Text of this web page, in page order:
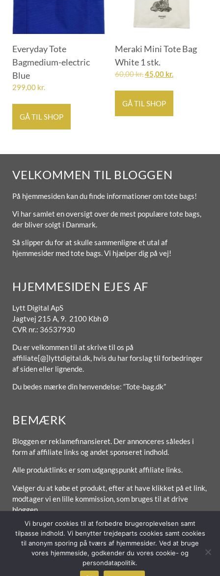
Everyday Tote
Bagmedium-electric
Blue
299,00 kr.
GÅ TIL SHOP
Meraki Mini Tote Bag
White 1 stk.
60,00kr.45,00 kr.
GÅ TIL SHOP
VELKOMMEN TIL BLOGGEN
På hjemmesiden kan du finde informationer om tote bags!
Vi har samlet en oversigt over de mest populære tote bags,
der bliver solgt i Danmark.
Så slipper du for at skulle sammenligne et utal af
hjemmesider med tote bags. Vi hjælper dig på vej!
HJEMMESIDEN EJES AF
Lytt Digital ApS
Jagtvej 215 A, 9. 2100 Kbh Ø
CVR nr.: 36537930
Du er velkommen til at skrive til os på
affiliate[@]lyttdigital.dk, hvis du har forslag til forbedringer
af siden eller lignende.
Du bedes mærke din henvendelse: “Tote-bag.dk”
BEMÆRK
Bloggen er reklamefinansieret. Der annonceres således i
form af affiliate links og andet sponseret indhold.
Alle produktlinks er som udgangspunkt affiliate links.
Vælger du at købe et produkt, efter at have klikket på et link,
modtager vi en lille kommission, som bruges til at drive
bloggen.
Forside Om / Kontakt Betingelser
Vi bruger cookies til at forbedre brugeroplevelsen samt
tilpasse indhold. Vi benytter trejdeparts cookies samt cookies
til anonym sporing på tværs af hjemmesider. Ved at bruge
vores hjemmeside, godkender du vores cookie- og
persondatapolitik.